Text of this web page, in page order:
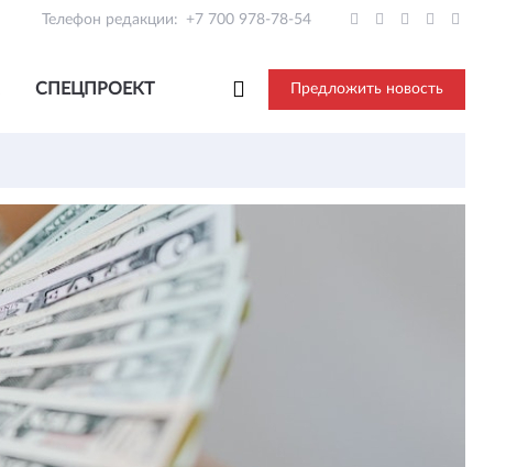
Телефон редакции: +7 700 978-78-54
СПЕЦПРОЕКТ Предложить новость